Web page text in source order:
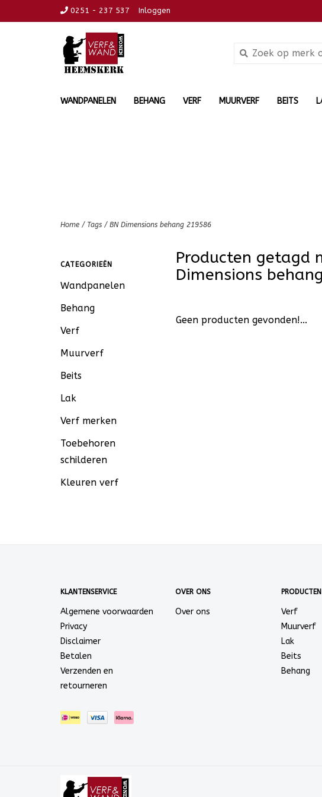
0251 - 237 537 Inloggen
WANDPANELEN BEHANG VERF MUURVERF BEITS
Home / Tags / BN Dimensions behang 219586
CATEGORIEËN
Wandpanelen
Behang
Verf
Muurverf
Beits
Lak
Verf merken
Toebehoren
schilderen
Kleuren verf
Producten getagd
Dimensions
Geen producten gevonden!...
KLANTENSERVICE
Algemene voorwaarden
Privacy
Disclaimer
Betalen
Verzenden en
retourneren
OVER ONS
Over ons
PRODUCTEN
Verf
Muurverf
Lak
Beits
Behang